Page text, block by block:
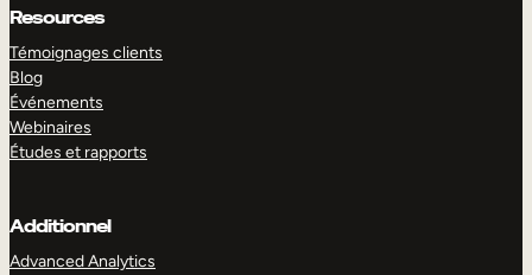
Resources
Témoignages clients
Blog
Événements
Webinaires
Études et rapports
Additionnel
Advanced Analytics